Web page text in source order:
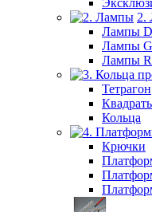
2.
Лампы
Лампы
Лампы
Тетрагон
Кольца
Крючки